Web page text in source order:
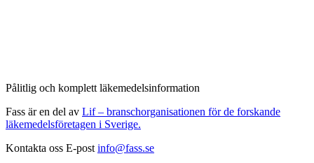
Pålitlig och komplett läkemedelsinformation
Fass är en del av Lif – branschorganisationen för de forskande
läkemedelsföretagen i Sverige.
Kontakta oss E-post info@fass.se